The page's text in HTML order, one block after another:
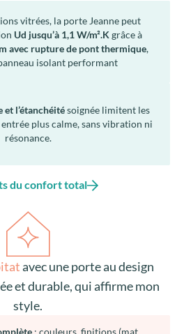
vitrées, la porte Jeanne peut
Ud jusqu’à 1,1 W/m².K grâce à
avec rupture de pont thermique,
isolant performant
et l’étanchéitésoignée limitent les
plus calme, sans vibration ni
résonance.
du confort total
avec une porte au design
et durable, qui affirme mon
style.